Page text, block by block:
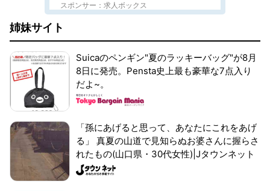
スポンサー：求人ボックス
姉妹サイト
Suicaのペンギン"夏のラッキーバッグ"が8月
8日に発売。Pensta史上最も豪華な7点入り
だよ~。
「孫にあげると思って、あなたにこれをあげ
る」 真夏の山道で見知らぬお婆さんに握らさ
れたもの(山口県・30代女性)|Jタウンネット